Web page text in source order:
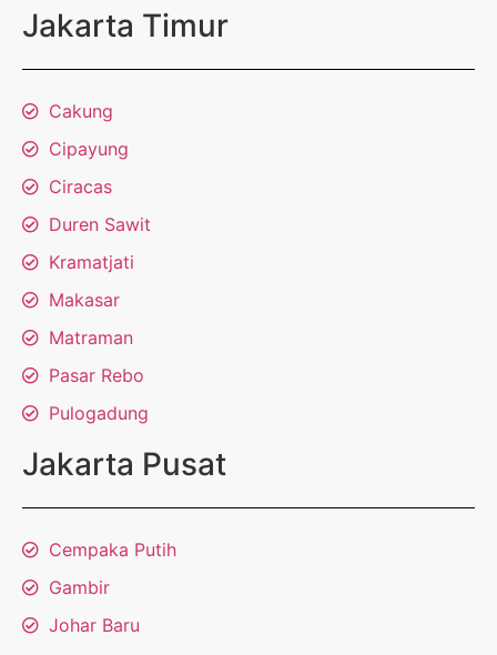
Jakarta Timur
Cakung
Cipayung
Ciracas
Duren Sawit
Kramatjati
Makasar
Matraman
Pasar Rebo
Pulogadung
Jakarta Pusat
Cempaka Putih
Gambir
Johar Baru